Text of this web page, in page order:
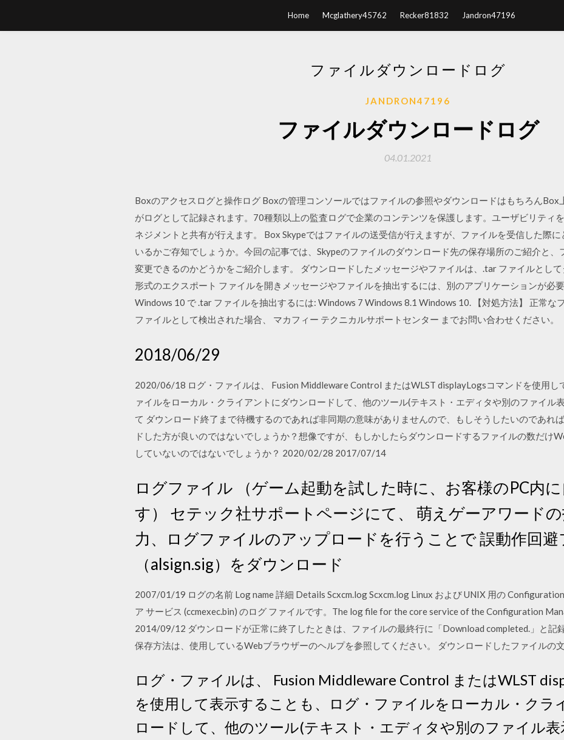
Home Mcglathery45762 Recker81832 Jandron47196
ファイルダウンロードログ
JANDRON47196
ファイルダウンロードログ
04.01.2021
Boxのアクセスログと操作ログ Boxの管理コンソールではファイルの参照やダウンロードはもちろんBox
がログとして記録されます。70種類以上の監査ログで企業のコンテンツを保護します。ユーザビリティ
ネジメントと共有が行えます。 Box Skypeではファイルの送受信が行えますが、ファイルを受信した際
いるかご存知でしょうか。今回の記事では、Skypeのファイルのダウンロード先の保存場所のご紹介と、
変更できるのかどうかをご紹介します。 ダウンロードしたメッセージやファイルは、.tar ファイルとし
形式のエクスポート ファイルを開きメッセージやファイルを抽出するには、別のアプリケーションが必要
Windows 10 で .tar ファイルを抽出するには: Windows 7 Windows 8.1 Windows 10. 【対処方法】 正常な
ファイルとして検出された場合、 マカフィー テクニカルサポートセンター までお問い合わせください。
2018/06/29
2020/06/18 ログ・ファイルは、 Fusion Middleware Control またはWLST displayLogsコマンドを使用し
ァイルをローカル・クライアントにダウンロードして、他のツール(テキスト・エディタや別のファイル
て ダウンロード終了まで待機するのであれば非同期の意味がありませんので、もしそうしたいのであれ
ドした方が良いのではないでしょうか？想像ですが、もしかしたらダウンロードするファイルの数だけ
していないのではないでしょうか？ 2020/02/28 2017/07/14
ログファイル （ゲーム起動を試した時に、お客様のPC内
す） セテック社サポートページにて、 萌えゲーアワード
力、ログファイルのアップロードを行うことで 誤動作回避
（alsign.sig）をダウンロード
2007/01/19 ログの名前 Log name 詳細 Details Scxcm.log Scxcm.log Linux および UNIX 用の
ア サービス (ccmexec.bin) のログ ファイルです。The log file for the core service of the Configuration
2014/09/12 ダウンロードが正常に終了したときは、ファイルの最終行に「Download completed.」と記
保存方法は、使用しているWebブラウザーのヘルプを参照してください。 ダウンロードしたファイルの
ログ・ファイルは、 Fusion Middleware Control またはWLST
を使用して表示することも、ログ・ファイルをローカル・クラ
ロードして、他のツール(テキスト・エディタや別のファイル